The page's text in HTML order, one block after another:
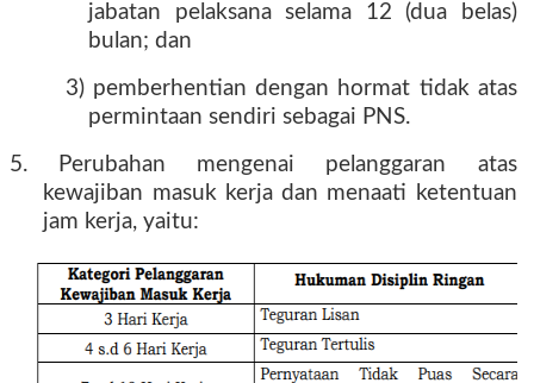
jabatan pelaksana selama 12 (dua belas)
bulan; dan
3) pemberhentian dengan hormat tidak atas
permintaan sendiri sebagai PNS.
5. Perubahan mengenai pelanggaran atas
kewajiban masuk kerja dan menaati ketentuan
jam kerja, yaitu: